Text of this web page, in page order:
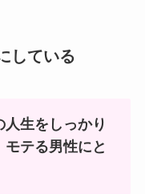
している
生をしっかり
テる男性にと